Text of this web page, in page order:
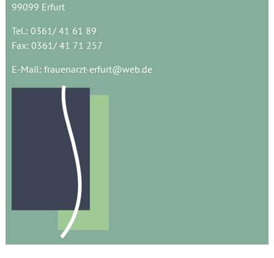
99099 Erfurt
Tel.: 0361/ 41 61 89
Fax: 0361/ 41 71 257
E-Mail: frauenarzt-erfurt@web.de